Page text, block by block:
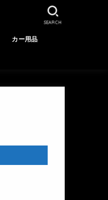
カー用品
SEARCH